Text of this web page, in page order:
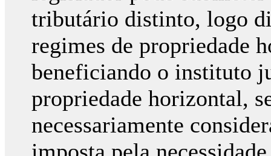
tributário distinto, logo
regimes de propriedade
beneficiando o instituto
propriedade horizontal,
necessariamente